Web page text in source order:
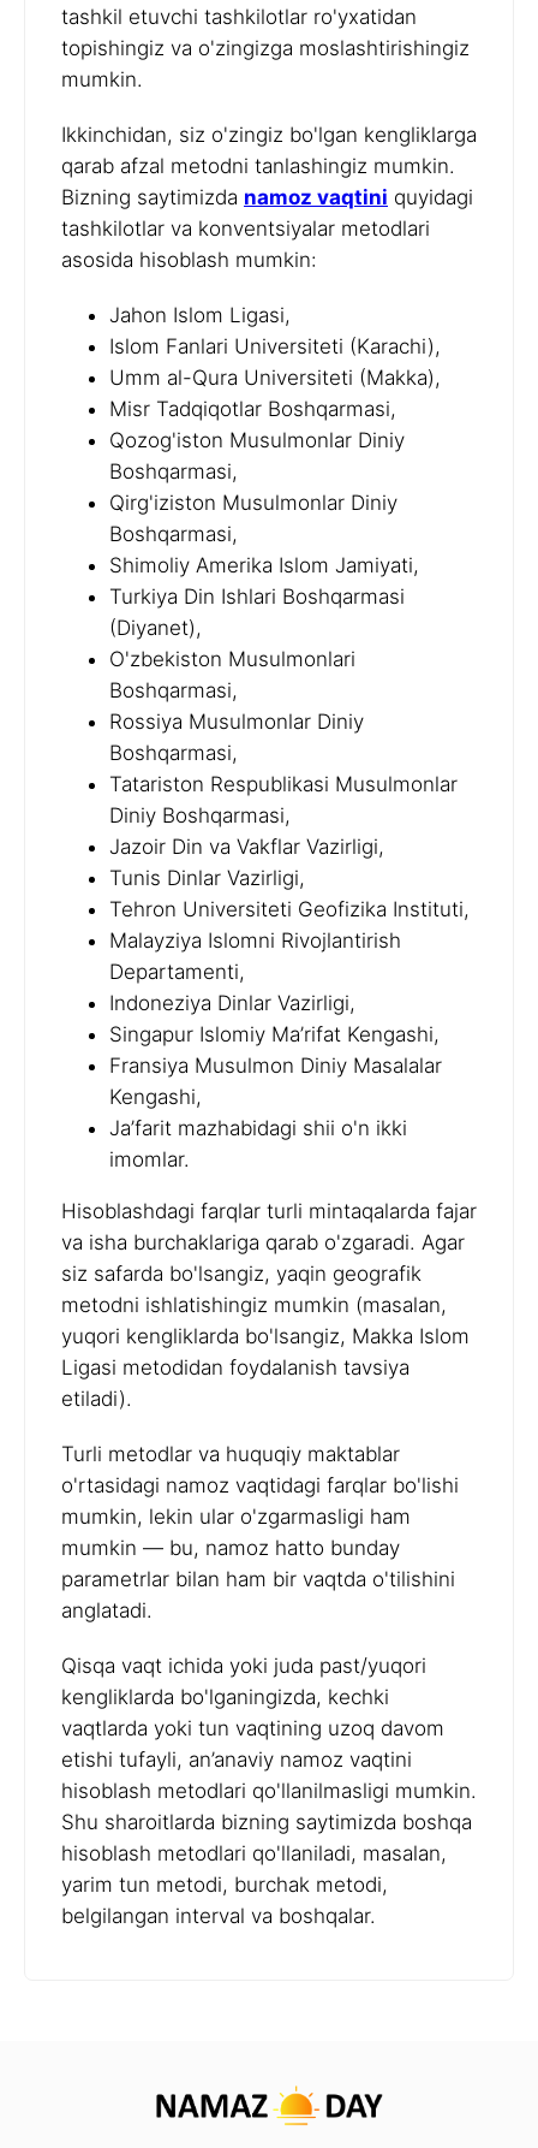
tashkil etuvchi tashkilotlar ro'yxatidan
topishingiz va o'zingizga moslashtirishingiz
mumkin.
Ikkinchidan, siz o'zingiz bo'lgan kengliklarga
qarab afzal metodni tanlashingiz mumkin.
Bizning saytimizda namoz vaqtini quyidagi
tashkilotlar va konventsiyalar metodlari
asosida hisoblash mumkin:
Jahon Islom Ligasi,
Islom Fanlari Universiteti (Karachi),
Umm al-Qura Universiteti (Makka),
Misr Tadqiqotlar Boshqarmasi,
Qozog'iston Musulmonlar Diniy
Boshqarmasi,
Qirg'iziston Musulmonlar Diniy
Boshqarmasi,
Shimoliy Amerika Islom Jamiyati,
Turkiya Din Ishlari Boshqarmasi
(Diyanet),
O'zbekiston Musulmonlari
Boshqarmasi,
Rossiya Musulmonlar Diniy
Boshqarmasi,
Tatariston Respublikasi Musulmonlar
Diniy Boshqarmasi,
Jazoir Din va Vakflar Vazirligi,
Tunis Dinlar Vazirligi,
Tehron Universiteti Geofizika Instituti,
Malayziya Islomni Rivojlantirish
Departamenti,
Indoneziya Dinlar Vazirligi,
Singapur Islomiy Ma’rifat Kengashi,
Fransiya Musulmon Diniy Masalalar
Kengashi,
Ja’farit mazhabidagi shii o'n ikki
imomlar.
Hisoblashdagi farqlar turli mintaqalarda fajar
va isha burchaklariga qarab o'zgaradi. Agar
siz safarda bo'lsangiz, yaqin geografik
metodni ishlatishingiz mumkin (masalan,
yuqori kengliklarda bo'lsangiz, Makka Islom
Ligasi metodidan foydalanish tavsiya
etiladi).
Turli metodlar va huquqiy maktablar
o'rtasidagi namoz vaqtidagi farqlar bo'lishi
mumkin, lekin ular o'zgarmasligi ham
mumkin — bu, namoz hatto bunday
parametrlar bilan ham bir vaqtda o'tilishini
anglatadi.
Qisqa vaqt ichida yoki juda past/yuqori
kengliklarda bo'lganingizda, kechki
vaqtlarda yoki tun vaqtining uzoq davom
etishi tufayli, an’anaviy namoz vaqtini
hisoblash metodlari qo'llanilmasligi mumkin.
Shu sharoitlarda bizning saytimizda boshqa
hisoblash metodlari qo'llaniladi, masalan,
yarim tun metodi, burchak metodi,
belgilangan interval va boshqalar.